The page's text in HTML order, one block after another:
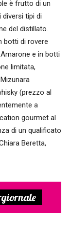
è frutto di un
diversi tipi di
del distillato.
botti di rovere
e in botti
limitata,
(prezzo al
a
gourmet al
di un qualificato
Beretta,